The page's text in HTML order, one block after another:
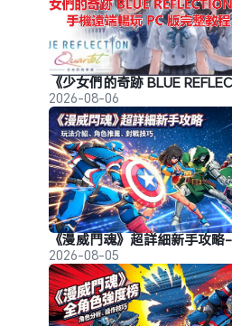
2026-08-06
2026-08-05